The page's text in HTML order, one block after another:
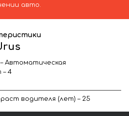
авто.
Автоматическая
– 4
водителя (лет) – 25